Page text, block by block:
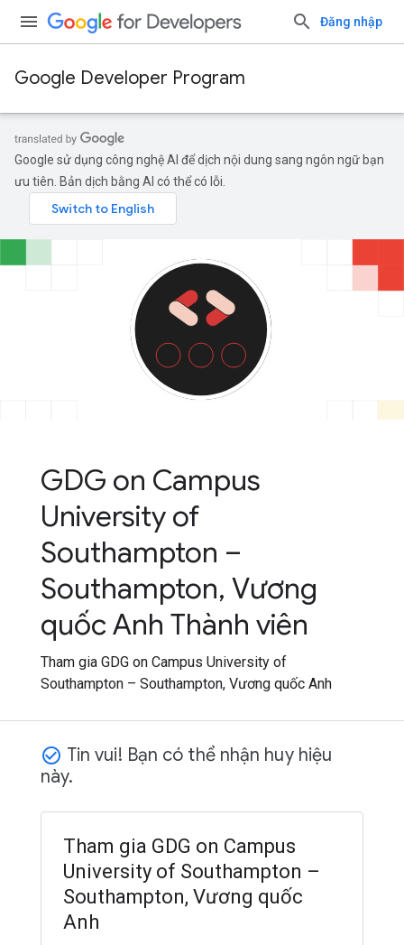
Đăng nhập
Google Developer Program
Google sử dụng công nghệ AI để dịch nội dung sang ngôn ngữ bạn
ưu tiên. Bản dịch bằng AI có thể có lỗi.
GDG on Campus
University of
Southampton –
Southampton, Vương
quốc Anh Thành viên
Tham gia GDG on Campus University of
Southampton – Southampton, Vương quốc Anh
check_circle_outline Tin vui! Bạn có thể nhận huy hiệu
này.
Tham gia GDG on Campus
University of Southampton –
Southampton, Vương quốc
Anh